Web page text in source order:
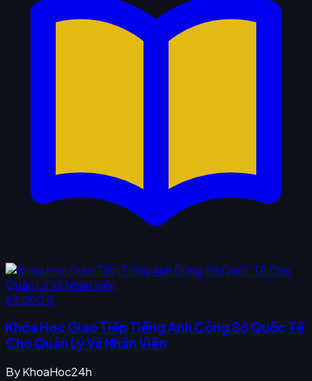
69.000 ₫
Khóa Học Giao Tiếp Tiếng Anh Công Sở Quốc Tế
Cho Quản Lý Và Nhân Viên
ByKhoaHoc24h